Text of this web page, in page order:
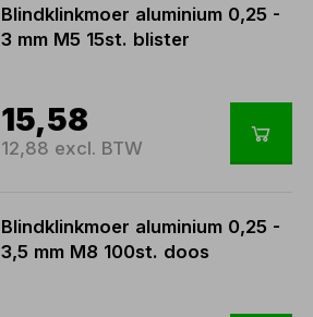
Blindklinkmoer aluminium 0,25 -
3 mm M5 15st. blister
15,58
12,88 excl. BTW
Blindklinkmoer aluminium 0,25 -
3,5 mm M8 100st. doos